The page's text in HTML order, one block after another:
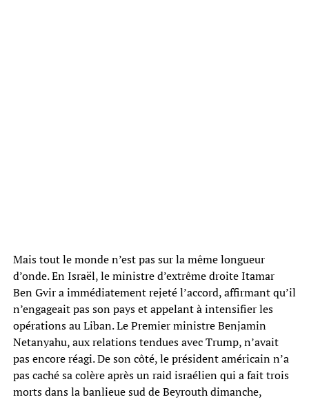
Mais tout le monde n’est pas sur la même longueur
d’onde. En Israël, le ministre d’extrême droite Itamar
Ben Gvir a immédiatement rejeté l’accord, affirmant qu’il
n’engageait pas son pays et appelant à intensifier les
opérations au Liban. Le Premier ministre Benjamin
Netanyahu, aux relations tendues avec Trump, n’avait
pas encore réagi. De son côté, le président américain n’a
pas caché sa colère après un raid israélien qui a fait trois
morts dans la banlieue sud de Beyrouth dimanche,